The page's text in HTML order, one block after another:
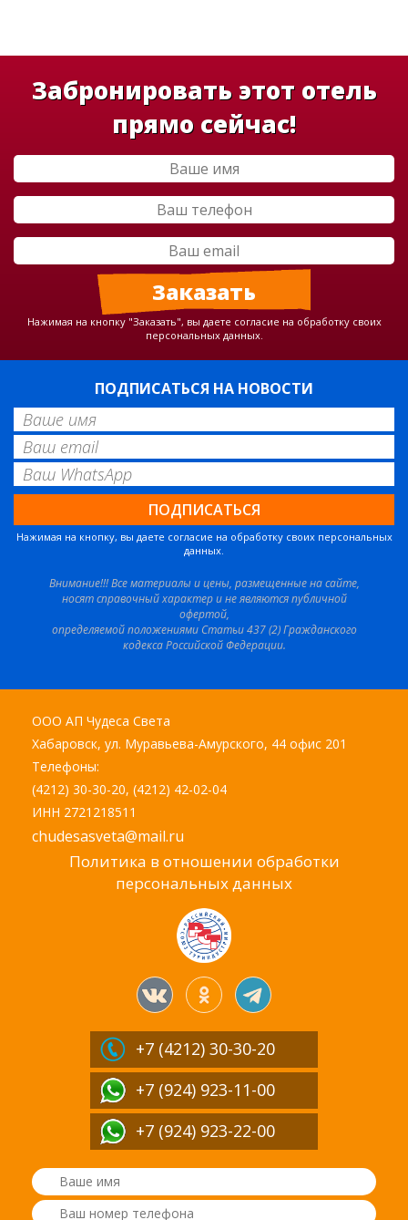
Забронировать этот отель
прямо сейчас!
Нажимая на кнопку "Заказать", вы даете согласие на обработку своих
персональных данных.
ПОДПИСАТЬСЯ НА НОВОСТИ
Нажимая на кнопку, вы даете согласие на обработку своих персональных
данных.
Внимание!!! Все материалы и цены, размещенные на сайте,
носят справочный характер и не являются публичной
офертой,
определяемой положениями Статьи 437 (2) Гражданского
кодекса Российской Федерации.
ООО АП Чудеса Света
Хабаровск, ул. Муравьева-Амурского, 44 офис 201
Телефоны:
(4212) 30-30-20, (4212) 42-02-04
ИНН 2721218511
chudesasveta@mail.ru
Политика в отношении обработки
персональных данных
+7 (4212) 30-30-20
+7 (924) 923-11-00
+7 (924) 923-22-00